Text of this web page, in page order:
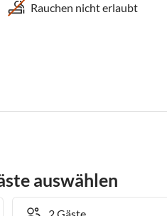
Rauchen nicht erlaubt
auswählen